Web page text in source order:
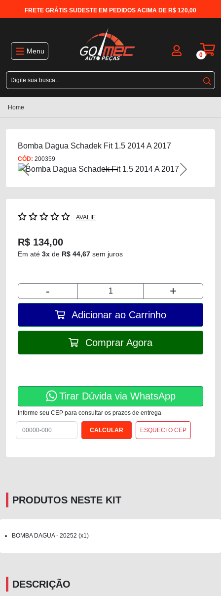
FRETE GRÁTIS SUDESTE EM PEDIDOS ACIMA DE R$ 120,00
Menu 0
Home
Bomba Dagua Schadek Fit 1.5 2014 A 2017
CÓD: 200359
Previous Next
AVALIE
R$ 134,00
Em até 3x de R$ 44,67 sem juros
- +
Adicionar ao Carrinho
Comprar Agora
Tirar Dúvida via WhatsApp
Informe seu CEP para consultar os prazos de entrega
ESQUECI O CEP
PRODUTOS NESTE KIT
BOMBA DAGUA - 20252 (x1)
DESCRIÇÃO